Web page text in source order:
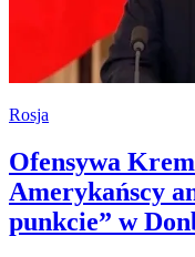
Rosja
Ofensywa
Amerykańscy
punkcie” w